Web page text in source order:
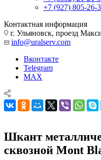
+7 (927) 805-26-
Контактная информация
г. Ульяновск, проезд
info@uralserv.com
Вконтакте
Telegram
MAX
Шкант
сквозной Mont